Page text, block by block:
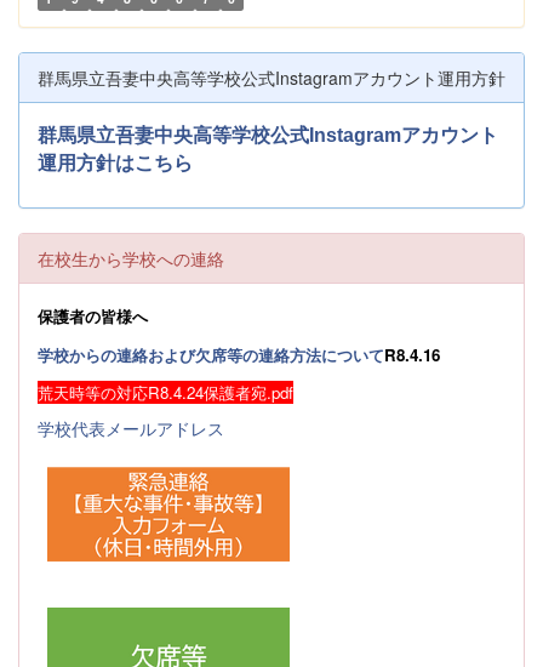
群馬県立吾妻中央高等学校公式Instagramアカウント運用方針
群馬県立吾妻中央高等学校公式Instagramアカウント
運用方針はこちら
在校生から学校への連絡
保護者の皆様へ
学校からの連絡および欠席等の連絡方法についてR8.4.16
荒天時等の対応R8.4.24保護者宛.pdf
学校代表メールアドレス